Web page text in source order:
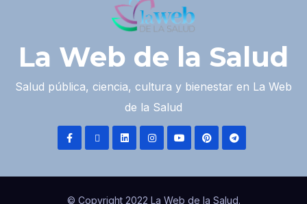
La Web de la Salud
Salud pública, ciencia, cultura y bienestar en La Web
de la Salud
© Copyright 2022 La Web de la Salud.